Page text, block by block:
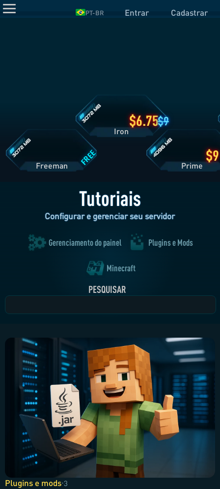
PT-BR Entrar Cadastrar
6.75
Tutoriais
Configurar e gerenciar seu servidor
Gerenciamento do painel Plugins e Mods
Minecraft
PESQUISAR
Plugins e mods·3